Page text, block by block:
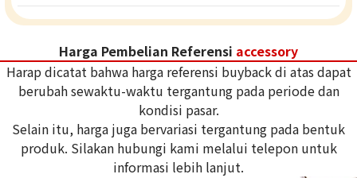
Harga Pembelian Referensi accessory
Harap dicatat bahwa harga referensi buyback di atas dapat
berubah sewaktu-waktu tergantung pada periode dan
kondisi pasar.
Selain itu, harga juga bervariasi tergantung pada bentuk
produk. Silakan hubungi kami melalui telepon untuk
informasi lebih lanjut.